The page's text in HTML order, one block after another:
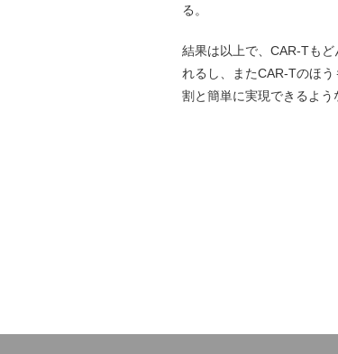
る。
結果は以上で、CAR-Tも
れるし、またCAR-Tのほ
割と簡単に実現できるよう